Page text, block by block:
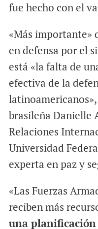
fue hecho con el
«Más importante»
en defensa por el
está «la falta de
efectiva de la
brasileña Danielle
Relaciones
Universidad
experta en paz y
«Las Fuerzas
reciben más
una planificación